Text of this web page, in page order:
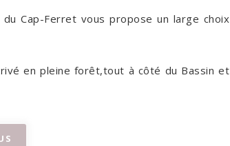
Cap-Ferret vous propose un large choix
en pleine forêt,tout à côté du Bassin et